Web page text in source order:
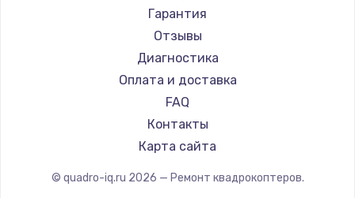
Заказать
Замена температурного датчика
Заказать
1300 руб.
Гарантия
Отзывы
Диагностика
Оплата и доставка
FAQ
Контакты
Карта сайта
© quadro-iq.ru 2026 — Ремонт квадрокоптеров.